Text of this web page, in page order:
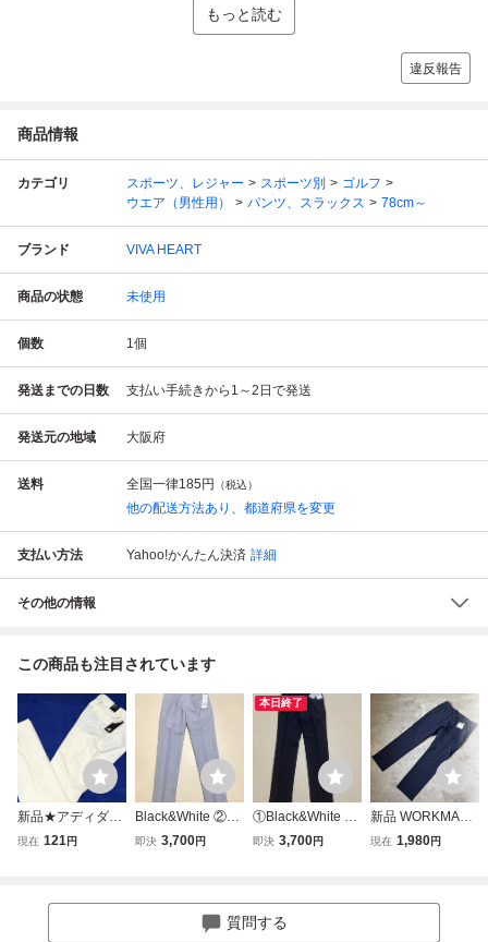
もっと読む
違反報告
商品情報
カテゴリ スポーツ、レジャー スポーツ別
ゴルフ
ウエア（男性用）
パンツ、スラックス 78cm～
ブランド VIVA HEART
商品の状態 未使用
個数 1個
発送までの日数 支払い手続きから1～2日で発送
発送元の地域 大阪府
送料 全国一律185円 （税込）
他の配送方法あり、都道府県を変更
支払い方法 Yahoo!かんたん決済 詳細
その他の情報
この商品も注目されています
新品★アディダス
ゴルフ EX-Stretch
現在 121円
Black&White ②ブ
ラック＆ホワイト
S5103HA ライト
グレー系 吸汗速乾
即決 3,700円
本日終了
①Black&White ゴ
ルフパンツ BGS5
ラック 定価23,10
0円
即決 3,700円
新品 WORKMAN
Find-Out 2158 ス
現在 1,980円
質問する